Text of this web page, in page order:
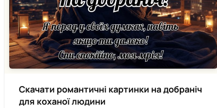
Скачати романтичні картинки на добраніч
для коханої людини